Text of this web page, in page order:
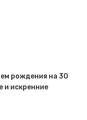
рождения на 30
и искренние